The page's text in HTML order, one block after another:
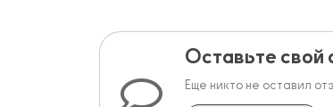
Оставьте свой
Еще никто не оставил